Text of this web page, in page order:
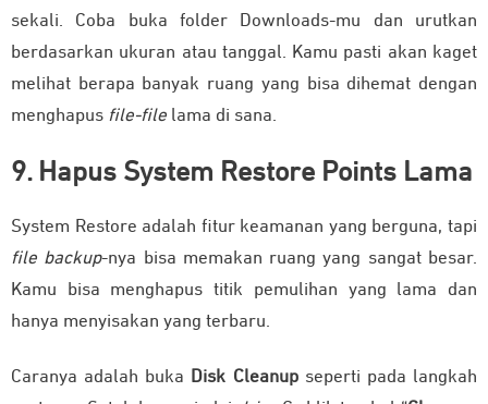
sekali. Coba buka folder Downloads-mu dan urutkan
berdasarkan ukuran atau tanggal. Kamu pasti akan kaget
melihat berapa banyak ruang yang bisa dihemat dengan
menghapus file-file lama di sana.
9. Hapus System Restore Points Lama
System Restore adalah fitur keamanan yang berguna, tapi
file backup-nya bisa memakan ruang yang sangat besar.
Kamu bisa menghapus titik pemulihan yang lama dan
hanya menyisakan yang terbaru.
Caranya adalah buka Disk Cleanupseperti pada langkah